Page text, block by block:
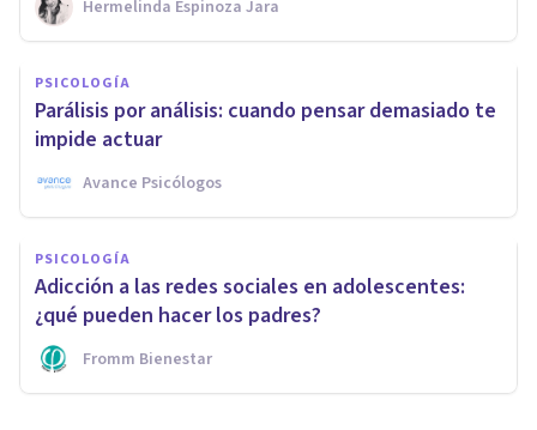
Hermelinda Espinoza Jara
PSICOLOGÍA
Parálisis por análisis: cuando pensar demasiado te
impide actuar
Avance Psicólogos
PSICOLOGÍA
Adicción a las redes sociales en adolescentes:
¿qué pueden hacer los padres?
Fromm Bienestar